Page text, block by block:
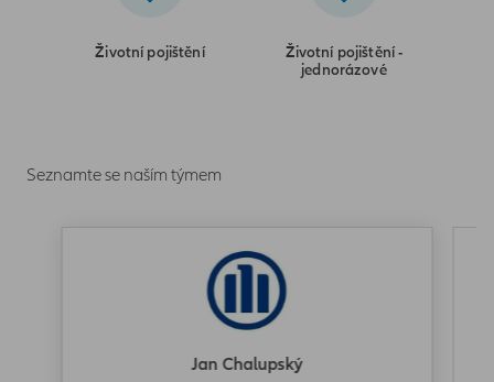
Životní pojištění
Životní pojištění -
jednorázové
Seznamte se naším týmem
Jan Chalupský